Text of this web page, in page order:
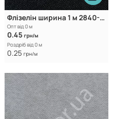
Флізелін ширина 1 м 2840-2 Black
Опт від 0 м
0.45 грн/м
Роздріб від 0 м
0.25 грн/м